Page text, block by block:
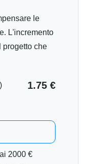
le
L'incremento
progetto che
1.75 €
2000 €